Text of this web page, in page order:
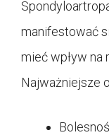
manifestować
mieć wpływ na
Najważniejsze